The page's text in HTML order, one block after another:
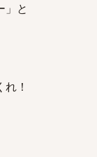
」と
！